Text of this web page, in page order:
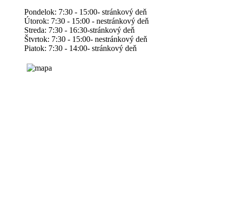
Pondelok: 7:30 - 15:00- stránkový deň
Útorok: 7:30 - 15:00 - nestránkový deň
Streda: 7:30 - 16:30-stránkový deň
Štvrtok: 7:30 - 15:00- nestránkový deň
Piatok: 7:30 - 14:00- stránkový deň